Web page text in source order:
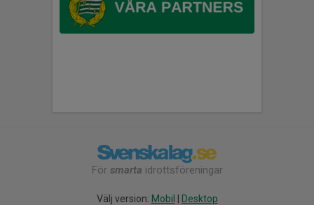
För smarta idrottsföreningar
Välj version: Mobil Desktop